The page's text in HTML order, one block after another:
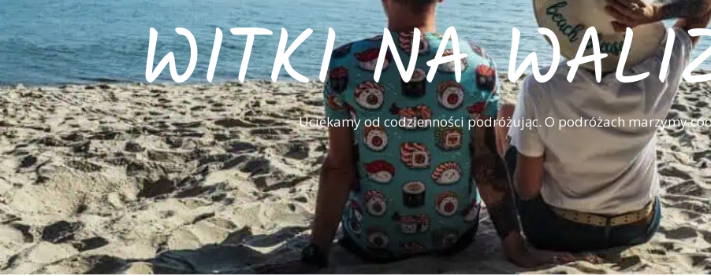
WITKI NA
Uciekamy od codzienności podróżując. O podróżach marzymy